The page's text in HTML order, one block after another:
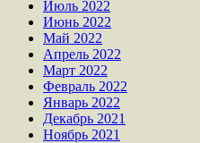
Июль 2022
Июнь 2022
Май 2022
Апрель 2022
Март 2022
Февраль 2022
Январь 2022
Декабрь 2021
Ноябрь 2021